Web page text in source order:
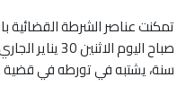
تمكنت عناصر الشرطة القضائية
سنة، يشتبه في تورطه في قضية